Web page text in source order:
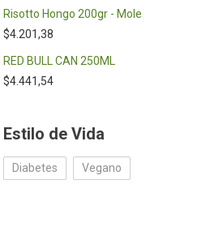
Risotto Hongo 200gr - Mole
$4.201,38
RED BULL CAN 250ML
$4.441,54
Estilo de Vida
Diabetes Vegano